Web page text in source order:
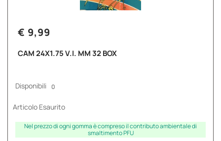
€ 9,99
CAM 24X1.75 V.I. MM 32 BOX
Disponibili 0
Articolo Esaurito
Nel prezzo di ogni gomma è compreso il contributo ambientale di
smaltimento PFU